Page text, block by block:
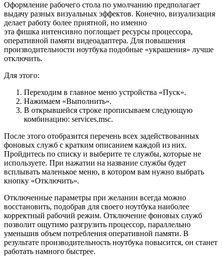
Оформление рабочего стола по умолчанию предполагает
выдачу разных визуальных эффектов. Конечно, визуализация
делает работу более приятной, но именно
эта фишка интенсивно поглощает ресурсы процессора,
оперативной памяти видеоадаптера. Для повышения
производительности ноутбука подобные «украшения» лучше
отключить.
Для этого:
Переходим в главное меню устройства «Пуск».
Нажимаем «Выполнить».
В открывшейся строке прописываем следующую
комбинацию: services.msc.
После этого отобразится перечень всех задействованных
фоновых служб с кратким описанием каждой из них.
Пройдитесь по списку и выберите те службы, которые не
используете. При нажатии на название службы будет
всплывать маленькое меню, в котором вам нужно выбрать
кнопку «Отключить».
Отключенные параметры при желании всегда можно
восстановить, подобрав для своего ноутбука наиболее
корректный рабочий режим. Отключение фоновых служб
позволит ощутимо разгрузить процессор, параллельно
уменьшив объем потребления оперативной памяти. В
результате производительность ноутбука повысится, он станет
работать намного быстрее.